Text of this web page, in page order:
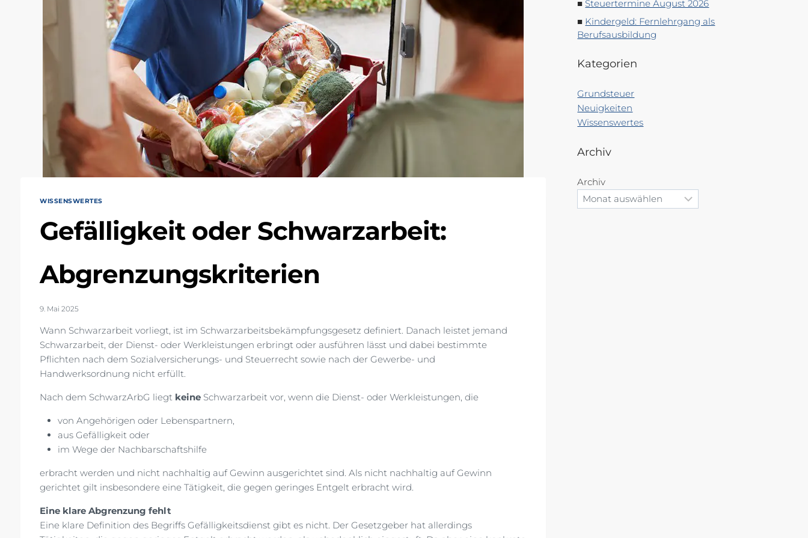
WISSENSWERTES
Gefälligkeit oder Schwarzarbeit:
Abgrenzungskriterien
9. Mai 2025
Wann Schwarzarbeit vorliegt, ist im Schwarzarbeitsbekämpfungsgesetz definiert. Danach leistet jemand
Schwarzarbeit, der Dienst- oder Werkleistungen erbringt oder ausführen lässt und dabei bestimmte
Pflichten nach dem Sozialversicherungs- und Steuerrecht sowie nach der Gewerbe- und
Handwerksordnung nicht erfüllt.
Nach dem SchwarzArbG liegt keine Schwarzarbeit vor, wenn die Dienst- oder Werkleistungen, die
von Angehörigen oder Lebenspartnern,
aus Gefälligkeit oder
im Wege der Nachbarschaftshilfe
erbracht werden und nicht nachhaltig auf Gewinn ausgerichtet sind. Als nicht nachhaltig auf Gewinn
gerichtet gilt insbesondere eine Tätigkeit, die gegen geringes Entgelt erbracht wird.
Eine klare Abgrenzung fehlt
Eine klare Definition des Begriffs Gefälligkeitsdienst gibt es nicht. Der Gesetzgeber hat allerdings
Steuertermine August 2026
Kindergeld: Fernlehrgang als
Berufsausbildung
Kategorien
Grundsteuer
Neuigkeiten
Wissenswertes
Archiv
Archiv